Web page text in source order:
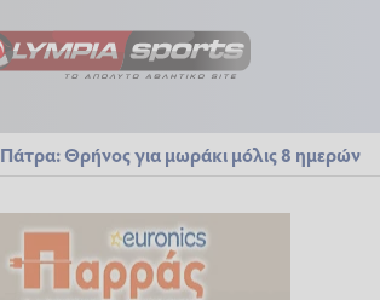
Πάτρα: Θρήνος για μωράκι μόλις 8 ημερών